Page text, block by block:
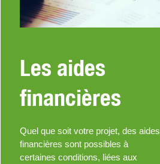
Les aides
financières
Quel que soit votre projet, des aides
financières sont possibles à
certaines conditions, liées aux